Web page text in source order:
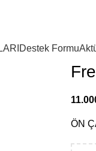
Destek Formu
ÖN